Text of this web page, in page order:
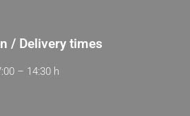
/ Delivery times
– 14:30 h